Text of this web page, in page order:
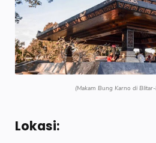
(Makam Bung Karno di
Lokasi: